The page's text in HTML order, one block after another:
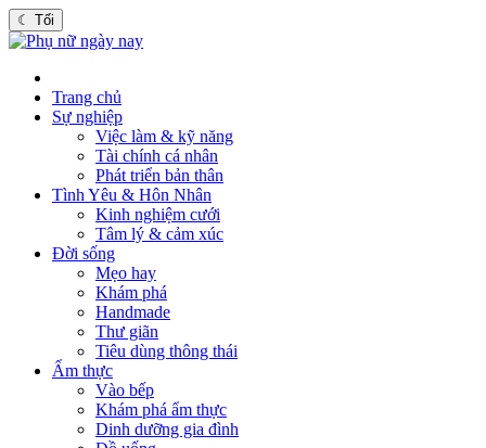
☾ Tối
Trang chủ
Sự nghiệp
Việc làm & kỹ năng
Tài chính cá nhân
Phát triển bản thân
Tình Yêu & Hôn Nhân
Kinh nghiệm cưới
Tâm lý & cảm xúc
Đời sống
Mẹo hay
Khám phá
Handmade
Thư giãn
Tiêu dùng thông thái
Ẩm thực
Vào bếp
Khám phá ẩm thực
Dinh dưỡng gia đình